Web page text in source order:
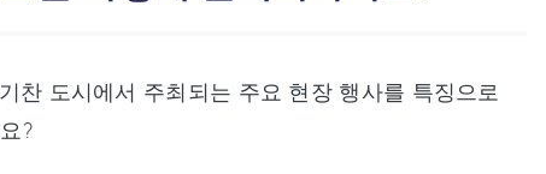
찬 도시에서 주최되는 주요 현장 행사를 특징으로
?